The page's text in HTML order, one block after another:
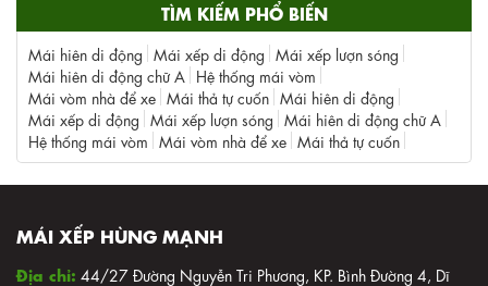
TÌM KIẾM PHỔ BIẾN
Mái hiên di động Mái xếp di động
Mái xếp lượn sóng
Mái hiên di động chữ A
Hệ thống mái vòm
Mái vòm nhà để xe Mái thả tự cuốn Mái hiên di động
Mái xếp di động
Mái xếp lượn sóng
Mái hiên di động chữ A
Hệ thống mái vòm
Mái vòm nhà để xe Mái thả tự cuốn
MÁI XẾP HÙNG MẠNH
Địa chỉ: 44/27 Đường Nguyễn Tri Phương, KP. Bình Đường 4, Dĩ